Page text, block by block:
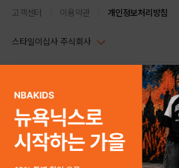
고객센터 이용약관 개인정보처리방침
스타일이십사 주식회사
주소 : 서울시 강남구 논현로 633, 6층 (논현동, 한세엠케이빌딩)
사업자등록번호 : 116-81-32499
통신판매업신고번호 : 제 2024-서울강남-04239
호스팅 서비스 : 스타일이십사㈜
고객센터 1544-5336(평일 09:00~ 18:00 토/일/공휴일 휴무)
스타일24 고객센터 1544-5336
평일 09:00~ 18:00 (토/일/공휴일 휴무)
help Email : help@style24.com
COPYRIGHTⓒ2021 STYLE24 ALL RIGHTS RESERVED.